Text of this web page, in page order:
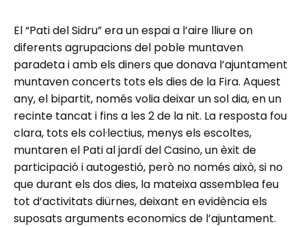
El “Pati del Sidru” era un espai a l’aire lliure on
diferents agrupacions del poble muntaven
paradeta i amb els diners que donava l’ajuntament
muntaven concerts tots els dies de la Fira. Aquest
any, el bipartit, només volia deixar un sol dia, en un
recinte tancat i fins a les 2 de la nit. La resposta fou
clara, tots els col·lectius, menys els escoltes,
muntaren el Pati al jardí del Casino, un èxit de
participació i autogestió, però no només això, si no
que durant els dos dies, la mateixa assemblea feu
tot d’activitats diürnes, deixant en evidència els
suposats arguments economics de l’ajuntament.